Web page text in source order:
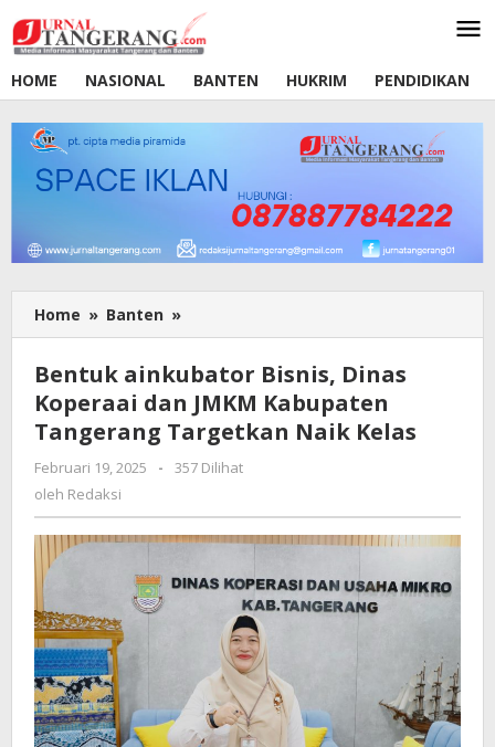
ke
konten
HOME
NASIONAL BANTEN HUKRIM PENDIDIKAN
Home » Banten »
ainkubator
Dinas
Koperaai
dan
Kabupaten
Targetkan
Naik
Bentuk ainkubator Bisnis, Dinas
Koperaai dan JMKM Kabupaten
Tangerang Targetkan Naik Kelas
Februari 19, 2025
oleh
-
357 Dilihat
oleh Redaksi